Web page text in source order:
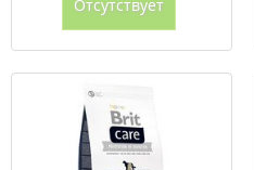
Отсутствует